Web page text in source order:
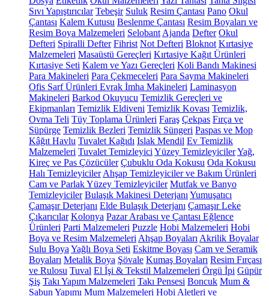
Sıvı Yapıştırıcılar Tebeşir Suluk Resim Çantası Pano Okul
Çantası Kalem Kutusu Beslenme Çantası Resim Boyaları ve
Resim Boya Malzemeleri Selobant Ajanda Defter Okul
Defteri Spiralli Defter Fihrist Not Defteri Bloknot Kırtasiye
Malzemeleri Masaüstü Gereçleri Kırtasiye Kağıt Ürünleri
Kırtasiye Seti Kalem ve Yazı Gereçleri Koli Bandı Makinesi
Para Makineleri Para Çekmeceleri Para Sayma Makineleri
Ofis Sarf Ürünleri Evrak İmha Makineleri Laminasyon
Makineleri Barkod Okuyucu Temizlik Gereçleri ve
Ekipmanları Temizlik Eldiveni Temizlik Kovası Temizlik,
Ovma Teli Tüy Toplama Ürünleri Faraş Çekpas Fırça ve
Süpürge Temizlik Bezleri Temizlik Süngeri Paspas ve Mop
Kâğıt Havlu Tuvalet Kağıdı Islak Mendil Ev Temizlik
Malzemeleri Tuvalet Temizleyici Yüzey TemizleyicilerYağ,
Kireç ve Pas Çözücüler Çubuklu Oda Kokusu Oda Kokusu
Halı Temizleyiciler Ahşap Temizleyiciler ve Bakım Ürünleri
Cam ve Parlak Yüzey Temizleyiciler Mutfak ve Banyo
Temizleyiciler Bulaşık Makinesi Deterjanı Yumuşatıcı
Çamaşır Deterjanı Elde Bulaşık Deterjanı Çamaşır Leke
Çıkarıcılar Kolonya Pazar Arabası ve Çantası Eğlence
Ürünleri Parti Malzemeleri Puzzle Hobi Malzemeleri Hobi
Boya ve Resim Malzemeleri Ahşap Boyaları Akrilik Boyalar
Sulu Boya Yağlı Boya Seti Eskitme Boyası Cam ve Seramik
Boyaları Metalik Boya Şövale Kumaş Boyaları Resim Fırçası
ve Rulosu Tuval El İşi & Tekstil Malzemeleri Örgü İpi Güpür
Şiş Takı Yapım Malzemeleri Takı Pensesi Boncuk Mum &
Sabun Yapımı Mum Malzemeleri Hobi Aletleri ve